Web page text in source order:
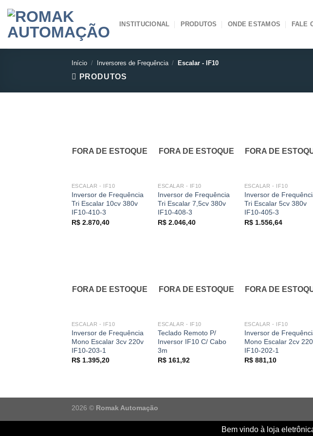
content
INSTITUCIONAL PRODUTOS ONDE ESTAMOS FALE
Início / Inversores de Frequência / Escalar - IF10
PRODUTOS
FORA DE ESTOQUE
ESCALAR - IF10
Inversor de Frequência
Tri Escalar 10cv 380v
IF10-410-3
R$2.870,40
FORA DE ESTOQUE
ESCALAR - IF10
Inversor de Frequência
Tri Escalar 7,5cv 380v
IF10-408-3
R$ 2.046,40
FORA DE
ESCALAR - IF10
Inversor de
Tri Escalar 5cv 380v
IF10-405-3
R$1.556,64
FORA DE ESTOQUE
ESCALAR - IF10
Inversor de Frequência
Mono Escalar 3cv 220v
IF10-203-1
R$1.395,20
FORA DE ESTOQUE
ESCALAR - IF10
Teclado Remoto P/
Inversor IF10 C/ Cabo
3m
R$ 161,92
FORA DE
ESCALAR - IF10
Inversor de
Mono Escalar 2cv
IF10-202-1
R$881,10
2026 © Romak Automação
Bem vindo à loja